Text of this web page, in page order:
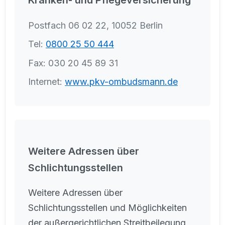
Postfach 06 02 22, 10052 Berlin
Tel: 0800 25 50 444
Fax: 030 20 45 89 31
Internet: www.pkv-ombudsmann.de
Weitere Adressen über
Schlichtungsstellen
Weitere Adressen über
Schlichtungsstellen und Möglichkeiten
der außergerichtlichen Streitbeilegung